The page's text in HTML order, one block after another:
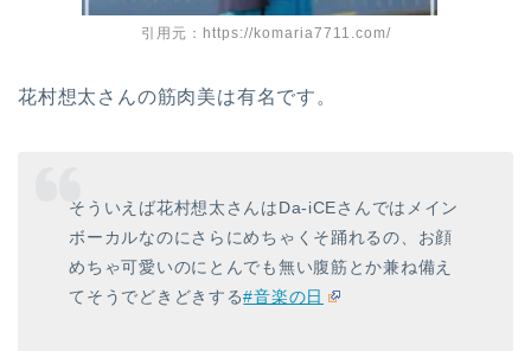
引用元：https://komaria7711.com/
花村想太さんの筋肉美は有名です。
そういえば花村想太さんはDa-iCEさんではメイン
ボーカルなのにさらにめちゃくそ踊れるの、お顔
めちゃ可愛いのにとんでも無い腹筋とか兼ね備え
てそうでどきどきする#音楽の日